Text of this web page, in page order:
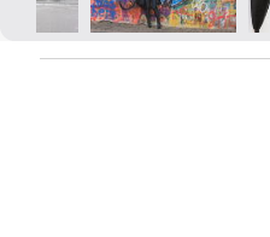
Izdrukas